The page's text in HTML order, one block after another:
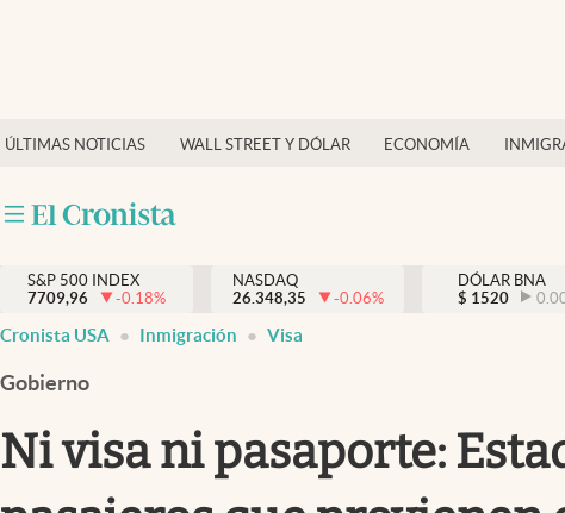
ÚLTIMAS NOTICIAS WALL STREET Y DÓLAR ECONOMÍA
Finanzas y economía
Inmigración
Trending
Streaming
S&P 500 INDEX
7709,96
-0.18%
NASDAQ
26.348,35
-0.06%
DÓLAR BNA
$ 1520
Cronista USA Inmigración Visa
Gobierno
Ni visa ni pasaporte: